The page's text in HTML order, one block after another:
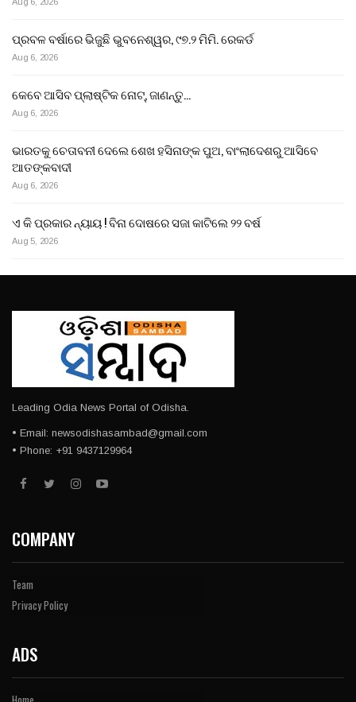
ପ୍ରବଳ ବର୍ଷାରେ ଭିଜୁଛି ଭୁବନେଶ୍ୱର, ୯୭.୨ ମିମି. ରେକର୍ଡ
Aug 6, 2026
କେବେ ଆସିବ ପ୍ଲାଷ୍ଟିକ ନୋଟ୍, ଜାଣନ୍ତୁ…
Aug 6, 2026
ଭାରତକୁ ଚେତାବନୀ ଦେଲେ ଶେଖ ହସିନାଙ୍କ ପୁଅ, ବାଂଲାଦେଶରୁ ଆସିବେ
ଆତଙ୍କବାଦୀ
Aug 6, 2026
ଏ କି ପ୍ରକାର ନ୍ୟାୟ ! ବିନା ଦୋଷରେ ସଜା କାଟିଲେ ୨୨ ବର୍ଷ
Aug 5, 2026
Leading Odia News Portal of Odisha.
• Email: newsodishasambad@gmail.com
• Phone: +91 9437129964
COMPANY
Team
Privacy Policy
ADS